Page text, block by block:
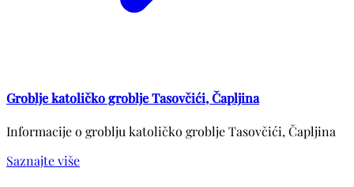
Groblje katoličko groblje Tasovčići, Čapljina
Informacije o groblju katoličko groblje Tasovčići, Čapljina
Saznajte više